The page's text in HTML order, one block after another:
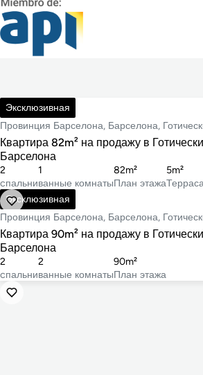
Эксклюзивная
595 000 €
Провинция Барселона, Барселона,
Квартира 82m² на продажу в
Барселона
cпальни
2
ванные комнаты
1
План этажа
82m²
Терраса
5m²
Эксклюзивная
575 000 €
Провинция Барселона, Барселона,
Квартира 90m² на продажу в
Барселона
cпальни
2
ванные комнаты
2
План этажа
90m²